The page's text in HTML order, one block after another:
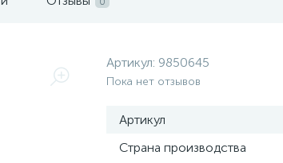
Артикул: 9850645
Пока нет отзывов
Артикул
Страна производства